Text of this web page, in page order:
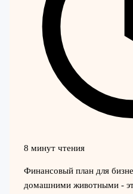
8 минут чтения
Финансовый план для
домашними животными -